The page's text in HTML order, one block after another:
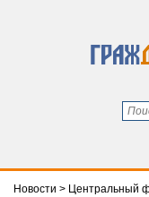
Новости > Центральный